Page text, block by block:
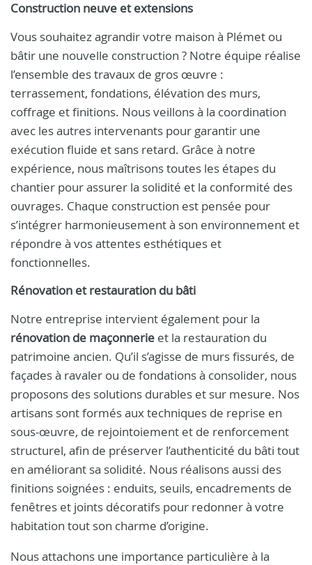
Construction neuve et extensions
Vous souhaitez agrandir votre maison à Plémet ou
bâtir une nouvelle construction ? Notre équipe réalise
l’ensemble des travaux de gros œuvre :
terrassement, fondations, élévation des murs,
coffrage et finitions. Nous veillons à la coordination
avec les autres intervenants pour garantir une
exécution fluide et sans retard. Grâce à notre
expérience, nous maîtrisons toutes les étapes du
chantier pour assurer la solidité et la conformité des
ouvrages. Chaque construction est pensée pour
s’intégrer harmonieusement à son environnement et
répondre à vos attentes esthétiques et
fonctionnelles.
Rénovation et restauration du bâti
Notre entreprise intervient également pour la
rénovation de maçonnerie et la restauration du
patrimoine ancien. Qu’il s’agisse de murs fissurés, de
façades à ravaler ou de fondations à consolider, nous
proposons des solutions durables et sur mesure. Nos
artisans sont formés aux techniques de reprise en
sous-œuvre, de rejointoiement et de renforcement
structurel, afin de préserver l’authenticité du bâti tout
en améliorant sa solidité. Nous réalisons aussi des
finitions soignées : enduits, seuils, encadrements de
fenêtres et joints décoratifs pour redonner à votre
habitation tout son charme d’origine.
Nous attachons une importance particulière à la